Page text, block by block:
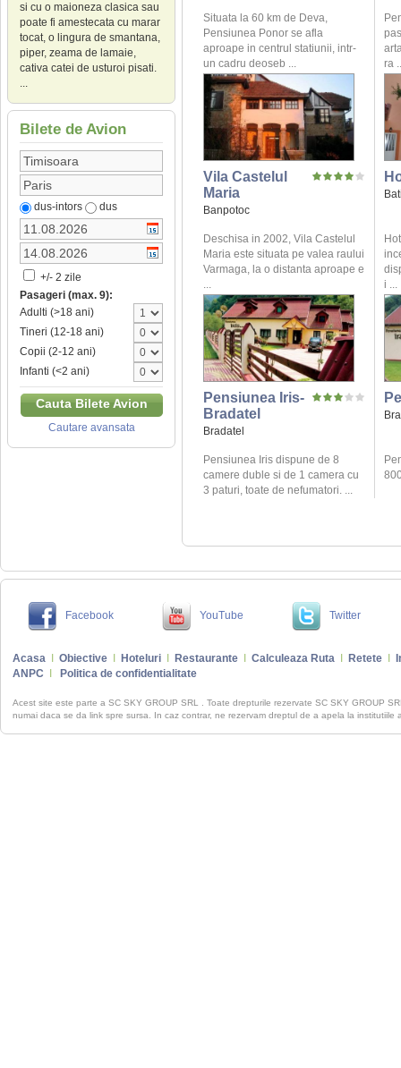
si cu o maioneza clasica sau
poate fi amestecata cu marar
tocat, o lingura de smantana,
piper, zeama de lamaie,
cativa catei de usturoi pisati.
...
Bilete de Avion
dus-intors dus
+/- 2 zile
Pasageri (max. 9):
Adulti (>18 ani)
Tineri (12-18 ani)
Copii (2-12 ani)
Infanti (<2 ani)
Cauta Bilete Avion
Cautare avansata
Situata la 60 km de Deva,
Pensiunea Ponor se afla
aproape in centrul statiunii, intr-
un cadru deoseb ...
ra
Vila Castelul
Maria
Banpotoc
Deschisa in 2002, Vila Castelul
Maria este situata pe valea raului
Varmaga, la o distanta aproape e
...
i ...
Pensiunea Iris-
Bradatel
Bradatel
Pensiunea Iris dispune de 8
camere duble si de 1 camera cu
3 paturi, toate de nefumatori. ...
Facebook YouTube Twitter
Acasa Obiective Hoteluri Restaurante Calculeaza Ruta Retete
ANPC
Politica de confidentialitate
Acest site este parte a SC SKY GROUP SRL . Toate drepturile rezervate SC SKY GROUP
numai daca se da link spre sursa. In caz contrar, ne rezervam dreptul de a apela la institutiile